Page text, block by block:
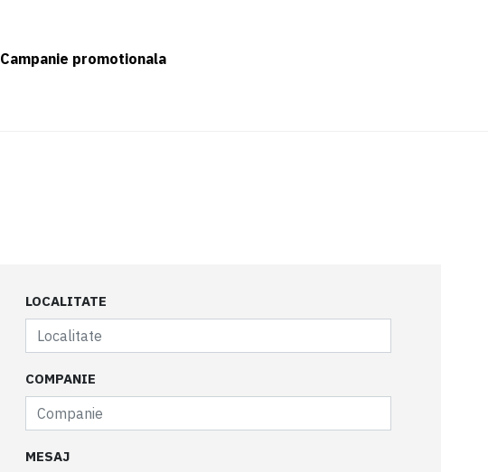
Campanie promotionala
LOCALITATE
COMPANIE
MESAJ